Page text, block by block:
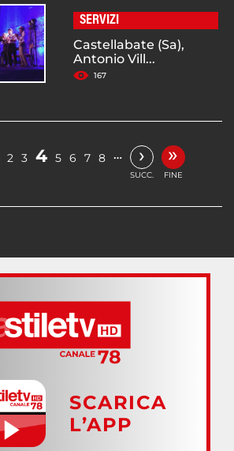
SERVIZI
Castellabate (Sa),
Antonio Vill...
167
2 3 4 5 6 7 8 … ›
SUCC.
»
FINE
SCARICA
L’APP